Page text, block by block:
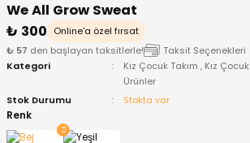
We All Grow Sweat
₺ 300
Online'a özel fırsat
₺ 57 den başlayan taksitlerle!
Taksit Seçenekleri
Kategori
Kız Çocuk Takım , Kız Çocuk
Ürünler
Stok Durumu
Stokta var
Renk
Body
Body
ve Patik
Çıkışı ve Zıbın Seti